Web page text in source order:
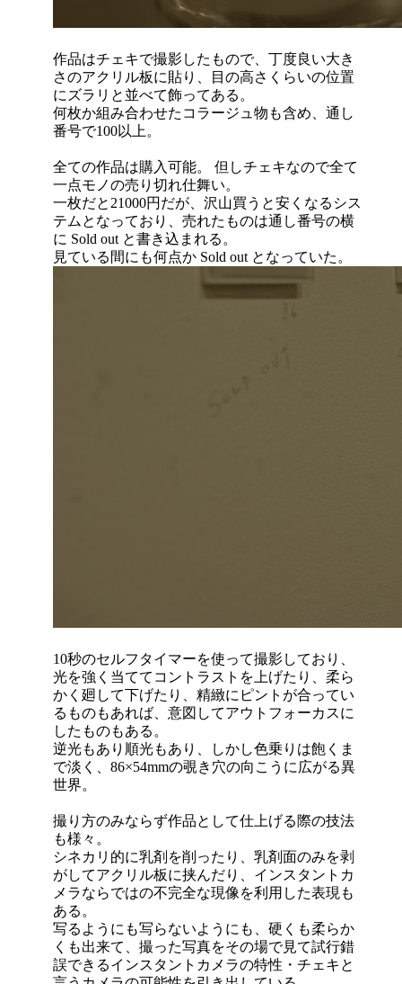
作品はチェキで撮影したもので、丁度良い大き
さのアクリル板に貼り、目の高さくらいの位置
にズラリと並べて飾ってある。
何枚か組み合わせたコラージュ物も含め、通し
番号で100以上。
全ての作品は購入可能。 但しチェキなので全て
一点モノの売り切れ仕舞い。
一枚だと21000円だが、沢山買うと安くなるシス
テムとなっており、売れたものは通し番号の横
に Sold out と書き込まれる。
見ている間にも何点か Sold out となっていた。
10秒のセルフタイマーを使って撮影しており、
光を強く当ててコントラストを上げたり、柔ら
かく廻して下げたり、精緻にピントが合ってい
るものもあれば、意図してアウトフォーカスに
したものもある。
逆光もあり順光もあり、しかし色乗りは飽くま
で淡く、86×54mmの覗き穴の向こうに広がる異
世界。
撮り方のみならず作品として仕上げる際の技法
も様々。
シネカリ的に乳剤を削ったり、乳剤面のみを剥
がしてアクリル板に挟んだり、インスタントカ
メラならではの不完全な現像を利用した表現も
ある。
写るようにも写らないようにも、硬くも柔らか
くも出来て、撮った写真をその場で見て試行錯
誤できるインスタントカメラの特性・チェキと